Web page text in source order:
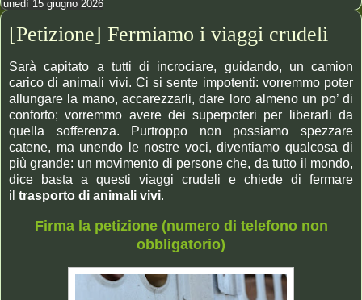
lunedì 15 giugno 2026
[Petizione] Fermiamo i viaggi crudeli
Sarà capitato a tutti di incrociare, guidando, un camion
carico di animali vivi. Ci si sente impotenti: vorremmo poter
allungare la mano, accarezzarli, dare loro almeno un po’ di
conforto; vorremmo avere dei superpoteri per liberarli da
quella sofferenza. Purtroppo non possiamo spezzare
catene, ma unendo le nostre voci, diventiamo qualcosa di
più grande: un movimento di persone che, da tutto il mondo,
dice basta a questi viaggi crudeli e chiede di fermare
il trasporto di animali vivi.
Firma la petizione (numero di telefono non
obbligatorio)